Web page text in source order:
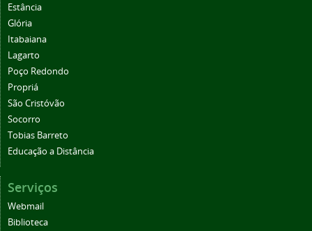
Estância
Glória
Itabaiana
Lagarto
Poço Redondo
Propriá
São Cristóvão
Socorro
Tobias Barreto
Educação a Distância
Serviços
Webmail
Biblioteca